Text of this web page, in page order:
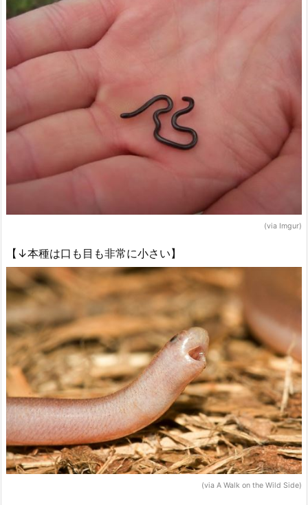
(via Imgur)
【↓本種は口も目も非常に小さい】
(via A Walk on the Wild Side)